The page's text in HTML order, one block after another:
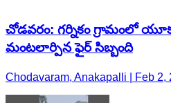
చోడవరం: గర్నికం గ్రామంలో
మంటలార్పిన ఫైర్ సిబ్బంది
Chodavaram, Anakapalli | Feb 2,